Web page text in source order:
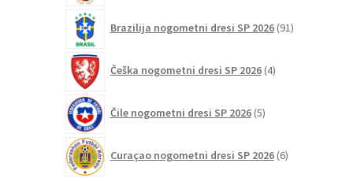
Brazilija nogometni dresi SP 2026 91izdelkov
Češka nogometni dresi SP 2026 4izdelki
Čile nogometni dresi SP 2026 5izdelkov
Curaçao nogometni dresi SP 2026 6izdelkov